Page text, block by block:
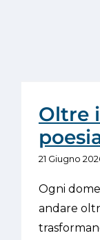
Oltre
21 Giugno
Ogni
andare